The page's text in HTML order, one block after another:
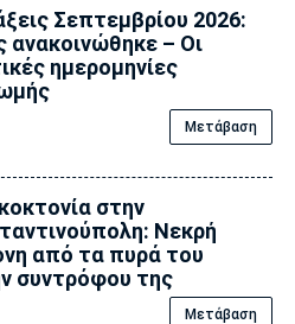
Σεπτεμβρίου 2026:
ανακοινώθηκε – Οι
ημερομηνίες
Μετάβαση
στην
Νεκρή
από τα πυρά του
συντρόφου της
Μετάβαση